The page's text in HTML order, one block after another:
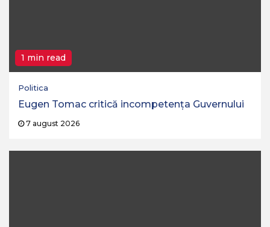
1 min read
Politica
Eugen Tomac critică incompetența Guvernului
7 august 2026